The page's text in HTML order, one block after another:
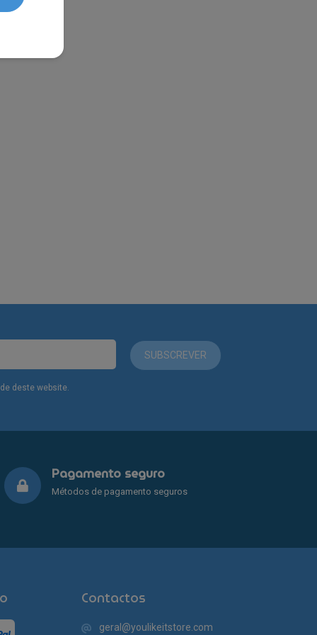
SUBSCREVER
deste website.
Pagamento seguro
Métodos de pagamento seguros
Contactos
geral@youlikeitstore.com